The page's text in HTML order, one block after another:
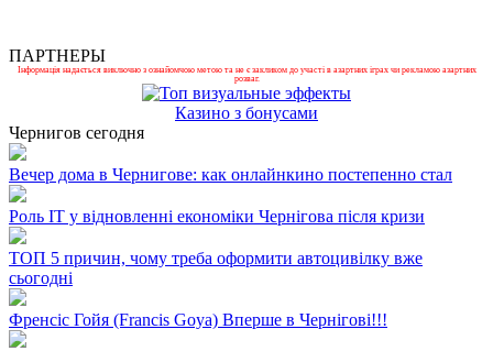
ПАРТНЕРЫ
Інформація надається виключно з ознайомчою метою та не є закликом до участі в азартних іграх чи рекламою азартних
розваг.
Казино з бонусами
Чернигов сегодня
Вечер дома в Чернигове: как онлайнкино постепенно стал
Роль ІТ у відновленні економіки Чернігова після кризи
ТОП 5 причин, чому треба оформити автоцивілку вже
сьогодні
Френсіс Гойя (Francis Goya) Вперше в Чернігові!!!